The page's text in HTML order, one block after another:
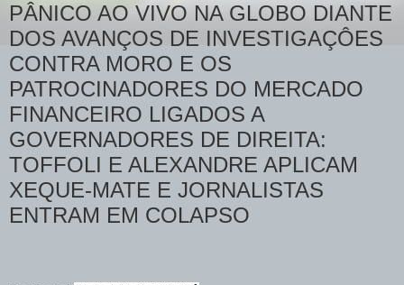
PÂNICO AO VIVO NA GLOBO DIANTE
DOS AVANÇOS DE INVESTIGAÇÔES
CONTRA MORO E OS
PATROCINADORES DO MERCADO
FINANCEIRO LIGADOS A
GOVERNADORES DE DIREITA:
TOFFOLI E ALEXANDRE APLICAM
XEQUE-MATE E JORNALISTAS
ENTRAM EM COLAPSO